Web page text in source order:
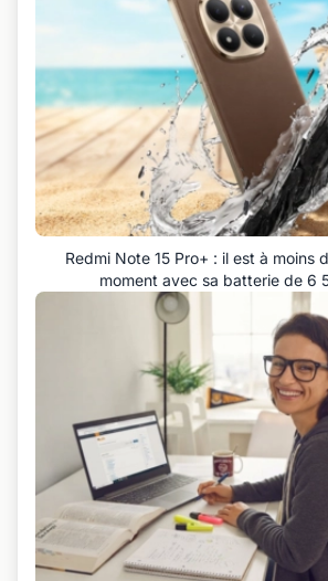
Redmi Note 15 Pro+ : il est à moins
moment avec sa batterie de 6